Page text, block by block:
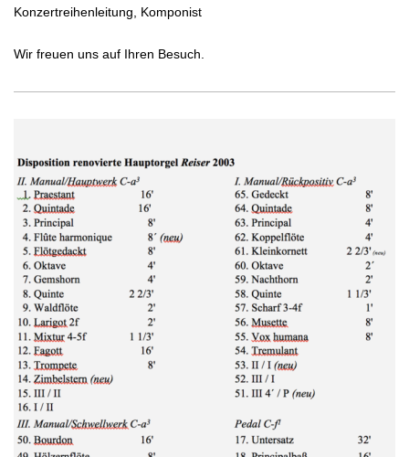
Konzertreihenleitung, Komponist
Wir freuen uns auf Ihren Besuch.